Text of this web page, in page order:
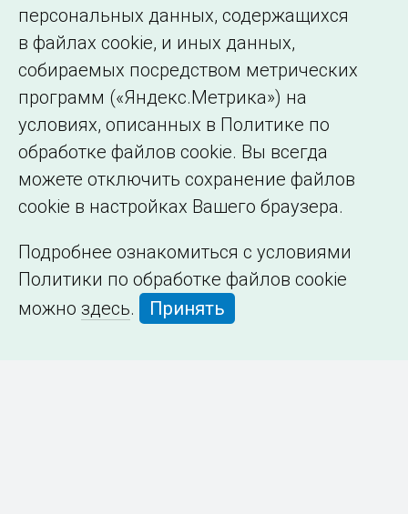
персональных данных, содержащихся
в файлах cookie, и иных данных,
собираемых посредством метрических
программ («Яндекс.Метрика») на
условиях, описанных в Политике по
обработке файлов cookie. Вы всегда
можете отключить сохранение файлов
cookie в настройках Вашего браузера.
Подробнее ознакомиться с условиями
Политики по обработке файлов cookie
можно здесь. Принять